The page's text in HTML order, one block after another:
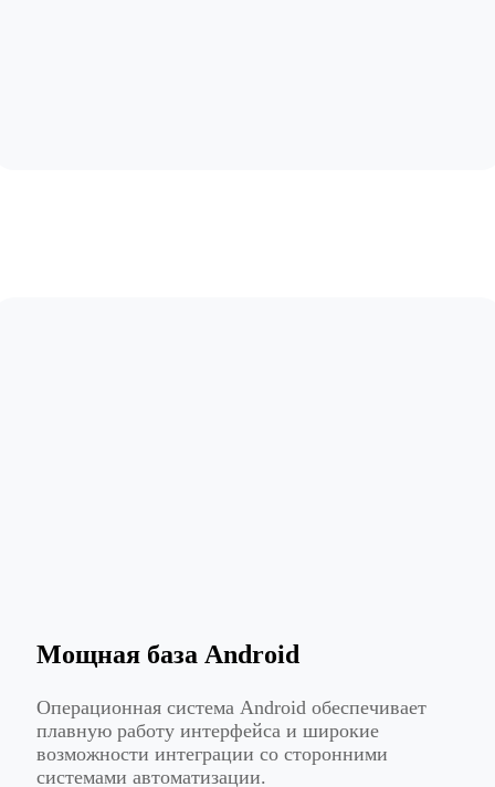
Мощная база Android
Операционная система Android обеспечивает
плавную работу интерфейса и широкие
возможности интеграции со сторонними
системами автоматизации.